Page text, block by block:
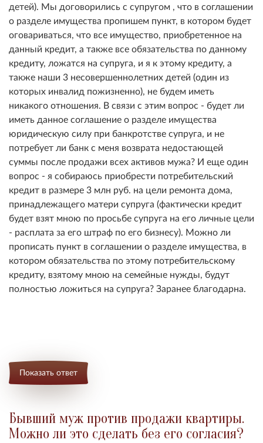
детей). Мы договорились с супругом , что в соглашении
о разделе имущества пропишем пункт, в котором будет
оговариваться, что все имущество, приобретенное на
данный кредит, а также все обязательства по данному
кредиту, ложатся на супруга, и я к этому кредиту, а
также наши 3 несовершеннолетних детей (один из
которых инвалид пожизненно), не будем иметь
никакого отношения. В связи с этим вопрос - будет ли
иметь данное соглашение о разделе имущества
юридическую силу при банкротстве супруга, и не
потребует ли банк с меня возврата недостающей
суммы после продажи всех активов мужа? И еще один
вопрос - я собираюсь приобрести потребительский
кредит в размере 3 млн руб. на цели ремонта дома,
принадлежащего матери супруга (фактически кредит
будет взят мною по просьбе супруга на его личные цели
- расплата за его штраф по его бизнесу). Можно ли
прописать пункт в соглашении о разделе имущества, в
котором обязательства по этому потребительскому
кредиту, взятому мною на семейные нужды, будут
полностью ложиться на супруга? Заранее благодарна.
Показать ответ
Бывший муж против продажи квартиры.
Можно ли это сделать без его согласия?